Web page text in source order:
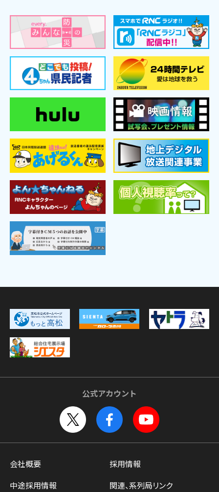
公式アカウント
会社概要
採用情報
中途採用情報
関連、系列局リンク